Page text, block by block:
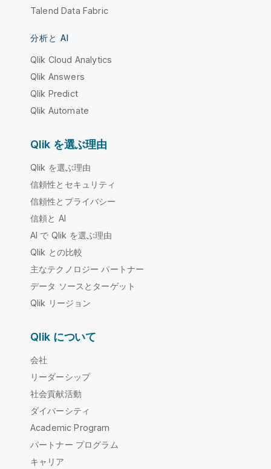
Talend Data Fabric
分析と AI
Qlik Cloud Analytics
Qlik Answers
Qlik Predict
Qlik Automate
Qlik を選ぶ理由
Qlik を選ぶ理由
信頼性とセキュリティ
信頼性とプライバシー
信頼と AI
AI で Qlik を選ぶ理由
Qlik との比較
主なテクノロジー パートナー
データ ソースとターゲット
Qlik リージョン
Qlik について
会社
リーダーシップ
社会貢献活動
ダイバーシティ
Academic Program
パートナー プログラム
キャリア